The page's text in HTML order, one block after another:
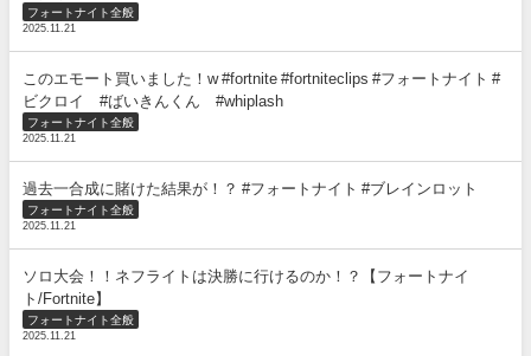
フォートナイト全般
2025.11.21
このエモート買いました！w #fortnite #fortniteclips #フォートナイト #
ビクロイ #ばいきんくん #whiplash
フォートナイト全般
2025.11.21
過去一合成に賭けた結果が！？ #フォートナイト #ブレインロット
フォートナイト全般
2025.11.21
ソロ大会！！ネフライトは決勝に行けるのか！？【フォートナイ
ト/Fortnite】
フォートナイト全般
2025.11.21